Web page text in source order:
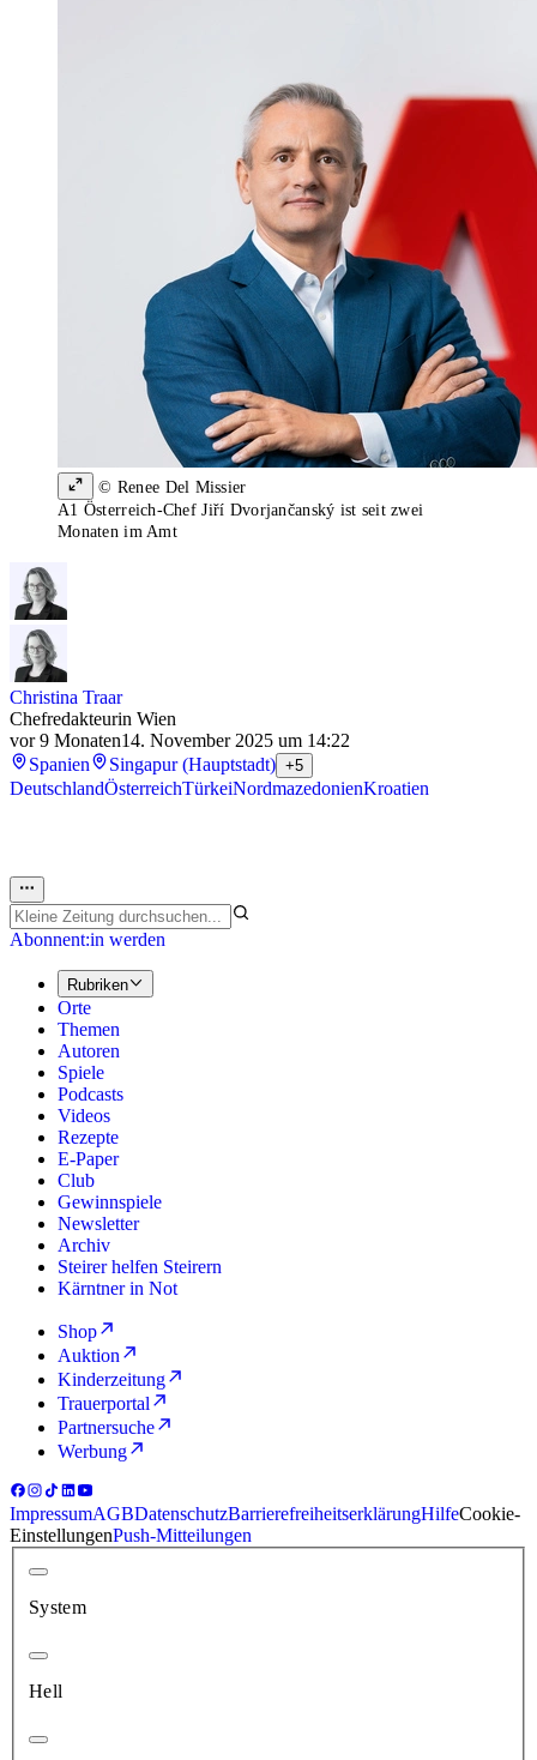
© Renee Del Missier
A1 Österreich-Chef Jiří Dvorjančanský ist seit zwei
Monaten im Amt
Christina Traar
Chefredakteurin Wien
vor 9 Monaten14. November 2025 um 14:22
Spanien
Singapur (Hauptstadt) +5
DeutschlandÖsterreichTürkeiNordmazedonienKroatien
Abonnent:in werden
Rubriken
Orte
Themen
Autoren
Spiele
Podcasts
Videos
Rezepte
E-Paper
Club
Gewinnspiele
Newsletter
Archiv
Steirer helfen Steirern
Kärntner in Not
Shop
Auktion
Kinderzeitung
Trauerportal
Partnersuche
Werbung
ImpressumAGBDatenschutzBarrierefreiheitserklärungHilfeCookie-
EinstellungenPush-Mitteilungen
System
Hell